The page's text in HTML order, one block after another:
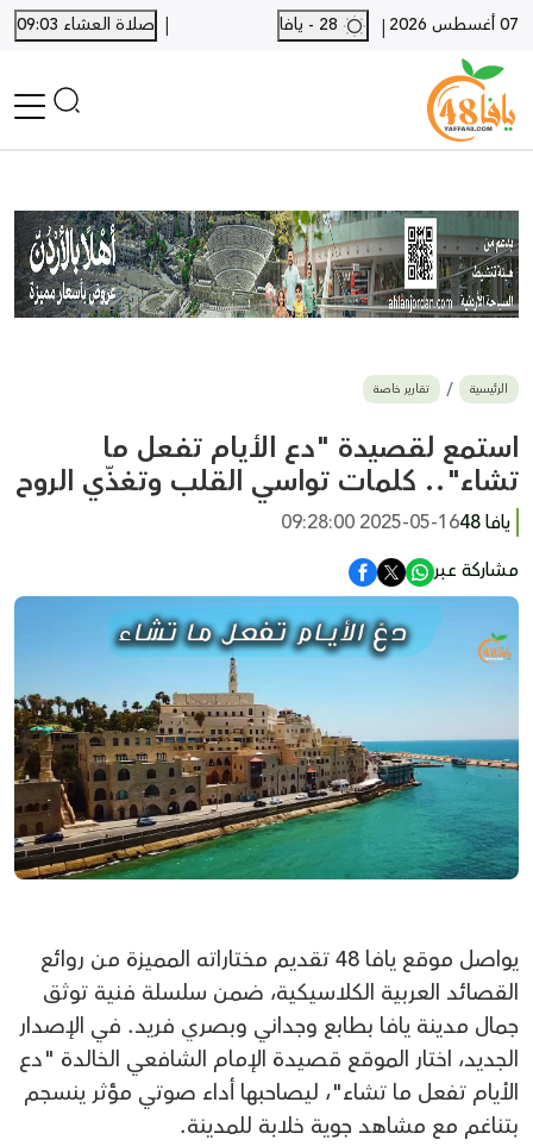
07 أغسطس 2026 |
| صلاة العشاء 09:03
أخبار محلية
أخبار يافا
SHORTS
أخبار اللد والرملة
بيع وشراء
أخبار القدس
وفيات
المزيد
ارسل خبر
الرئيسية تقارير خاصة
استمع لقصيدة "دع الأيام تفعل ما
تشاء".. كلمات تواسي القلب وتغذّي الروح
يافا 48
2025-05-16 09:28:00
مشاركة عبر
يواصل موقع يافا 48 تقديم مختاراته المميزة من روائع
القصائد العربية الكلاسيكية، ضمن سلسلة فنية توثق
جمال مدينة يافا بطابع وجداني وبصري فريد. في الإصدار
الجديد، اختار الموقع قصيدة الإمام الشافعي الخالدة "دع
الأيام تفعل ما تشاء"، ليصاحبها أداء صوتي مؤثر ينسجم
بتناغم مع مشاهد جوية خلابة للمدينة.